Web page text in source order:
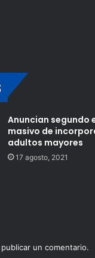
Anuncian segundo
masivo de
adultos mayores
17 agosto, 2021
publicar un comentario.